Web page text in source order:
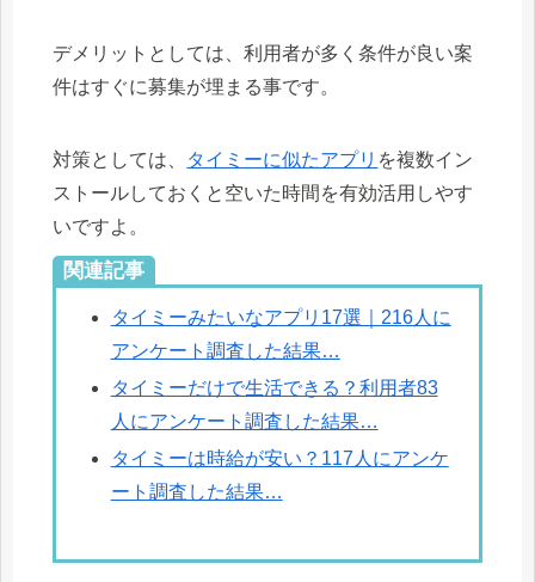
デメリットとしては、利用者が多く条件が良い案
件はすぐに募集が埋まる事です。
対策としては、 タイミーに似たアプリ を複数イン
ストールしておくと空いた時間を有効活用しやす
いですよ。
関連記事
タイミーみたいなアプリ17選｜216人に
アンケート調査した結果…
タイミーだけで生活できる？利用者83
人にアンケート調査した結果…
タイミーは時給が安い？117人にアンケ
ート調査した結果…